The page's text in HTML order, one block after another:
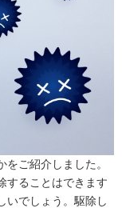
ご紹介しました。
することはできます
いでしょう。駆除し